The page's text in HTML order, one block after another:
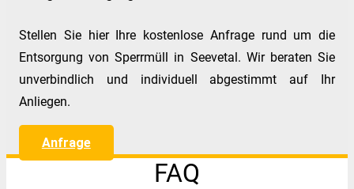
Stellen Sie hier Ihre kostenlose Anfrage rund um die
Entsorgung von Sperrmüll in Seevetal. Wir beraten Sie
unverbindlich und individuell abgestimmt auf Ihr
Anliegen.
Anfrage
FAQ